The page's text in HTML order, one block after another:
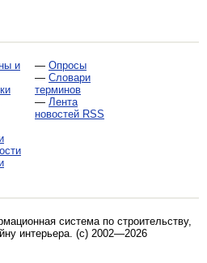
и
— Опросы
— Словари
терминов
— Лента
новостей RSS
система по строительству,
интерьера. (c) 2002—2026